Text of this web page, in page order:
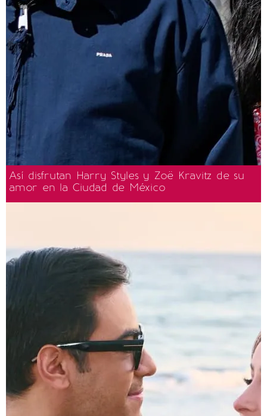
Así disfrutan Harry Styles y Zoë Kravitz de su
amor en la Ciudad de México